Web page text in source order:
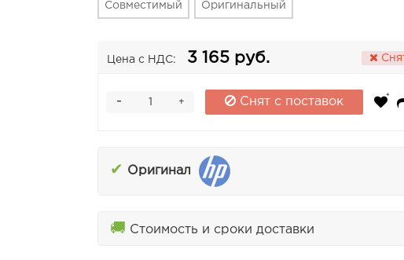
Совместимый Оригинальный
Цена с НДС: 3 165 руб.
+
- Снят с поставок
✔ Оригинал
🚚 Стоимость и сроки доставки